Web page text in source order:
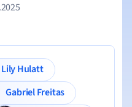
Lily Hulatt
Gabriel Freitas